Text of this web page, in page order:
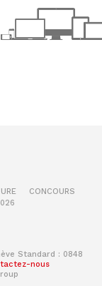
CONCOURS
Standard : 0848
nous